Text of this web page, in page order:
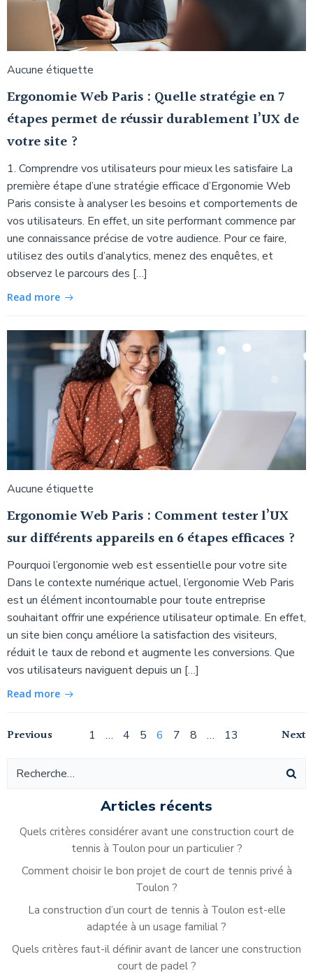
Aucune étiquette
Ergonomie Web Paris : Quelle stratégie en 7
étapes permet de réussir durablement l’UX de
votre site ?
1. Comprendre vos utilisateurs pour mieux les satisfaire La
première étape d’une stratégie efficace d’Ergonomie Web
Paris consiste à analyser les besoins et comportements de
vos utilisateurs. En effet, un site performant commence par
une connaissance précise de votre audience. Pour ce faire,
utilisez des outils d’analytics, menez des enquêtes, et
observez le parcours des […]
Read more
Aucune étiquette
Ergonomie Web Paris : Comment tester l’UX
sur différents appareils en 6 étapes efficaces ?
Pourquoi l’ergonomie web est essentielle pour votre site
Dans le contexte numérique actuel, l’ergonomie Web Paris
est un élément incontournable pour toute entreprise
souhaitant offrir une expérience utilisateur optimale. En effet,
un site bien conçu améliore la satisfaction des visiteurs,
réduit le taux de rebond et augmente les conversions. Que
vos utilisateurs naviguent depuis un […]
Read more
Navigation
des
articles
Previous Navigation
des
articles
Page
1 … Page
4 Page
5 Page
6 Page
7 Page
8 … Page
13 Next
Articles récents
Quels critères considérer avant une construction court de
tennis à Toulon pour un particulier ?
Comment choisir le bon projet de court de tennis privé à
Toulon ?
La construction d’un court de tennis à Toulon est-elle
adaptée à un usage familial ?
Quels critères faut-il définir avant de lancer une construction
court de padel ?